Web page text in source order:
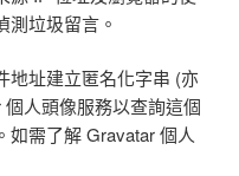
測垃圾留言。
地址建立匿名化字串 (亦
人頭像服務以查詢這個
如需了解 Gravatar 個人